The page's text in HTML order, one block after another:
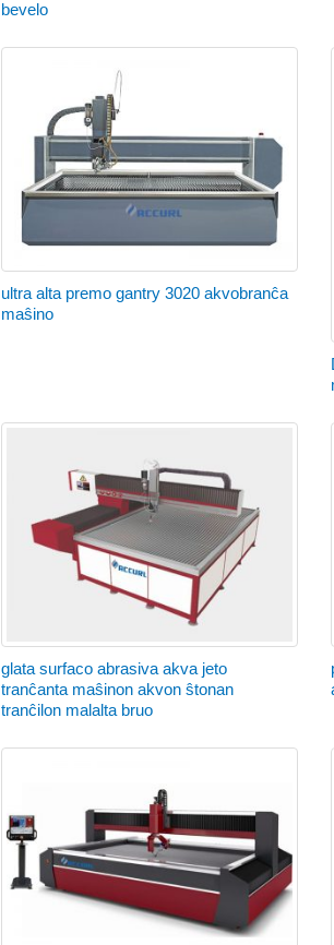
bevelo
ultra alta premo gantry 3020 akvobranĉa
maŝino
glata surfaco abrasiva akva jeto
tranĉanta maŝinon akvon ŝtonan
tranĉilon malalta bruo